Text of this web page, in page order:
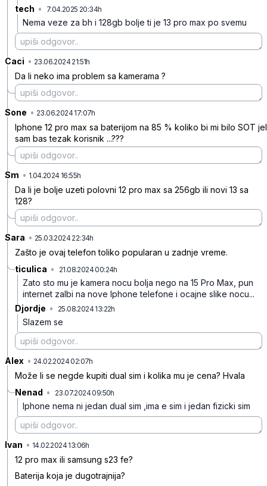
tech • 7.04.2025 20:34h
Nema veze za bh i 128gb bolje ti je 13 pro max po svemu
Caci • 23.06.2024 21:51h
Da li neko ima problem sa kamerama ?
Sone • 23.06.2024 17:07h
Iphone 12 pro max sa baterijom na 85 % koliko bi mi bilo SOT jel
sam bas tezak korisnik ...???
Sm • 1.04.2024 16:55h
Da li je bolje uzeti polovni 12 pro max sa 256gb ili novi 13 sa
128?
Sara • 25.03.2024 22:34h
Zašto je ovaj telefon toliko popularan u zadnje vreme.
ticulica • 21.08.2024 00:24h
Zato sto mu je kamera nocu bolja nego na 15 Pro Max, pun
internet zalbi na nove Iphone telefone i ocajne slike nocu...
Djordje • 25.08.2024 13:22h
Slazem se
Alex • 24.02.2024 02:07h
Može li se negde kupiti dual sim i kolika mu je cena? Hvala
Nenad • 23.07.2024 09:50h
Iphone nema ni jedan dual sim ,ima e sim i jedan fizicki sim
Ivan • 14.02.2024 13:06h
12 pro max ili samsung s23 fe?
Baterija koja je dugotrajnija?